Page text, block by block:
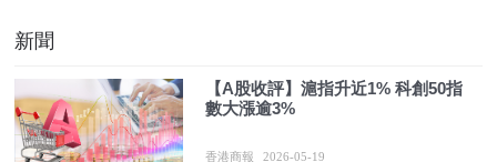
新聞
【A股收評】滬指升近1% 科創50指
數大漲逾3%
香港商報 2026-05-19